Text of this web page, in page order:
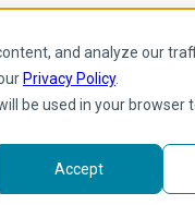
and analyze our
Privacy Policy.
be used in your browser
Accept